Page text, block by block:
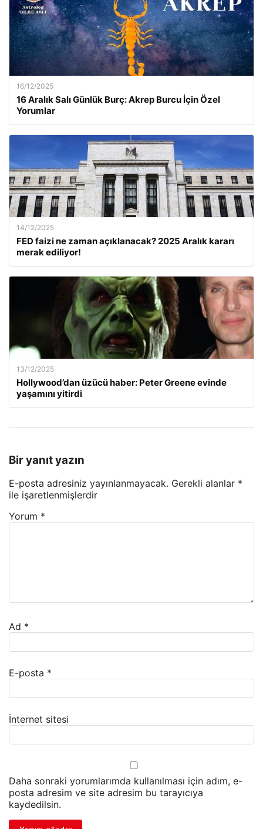
16/12/2025
16 Aralık Salı Günlük Burç: Akrep Burcu İçin Özel
Yorumlar
14/12/2025
FED faizi ne zaman açıklanacak? 2025 Aralık kararı
merak ediliyor!
13/12/2025
Hollywood’dan üzücü haber: Peter Greene evinde
yaşamını yitirdi
Bir yanıt yazın
E-posta adresiniz yayınlanmayacak. Gerekli alanlar *
ile işaretlenmişlerdir
Yorum *
Ad *
E-posta *
İnternet sitesi
Daha sonraki yorumlarımda kullanılması için adım, e-
posta adresim ve site adresim bu tarayıcıya
kaydedilsin.